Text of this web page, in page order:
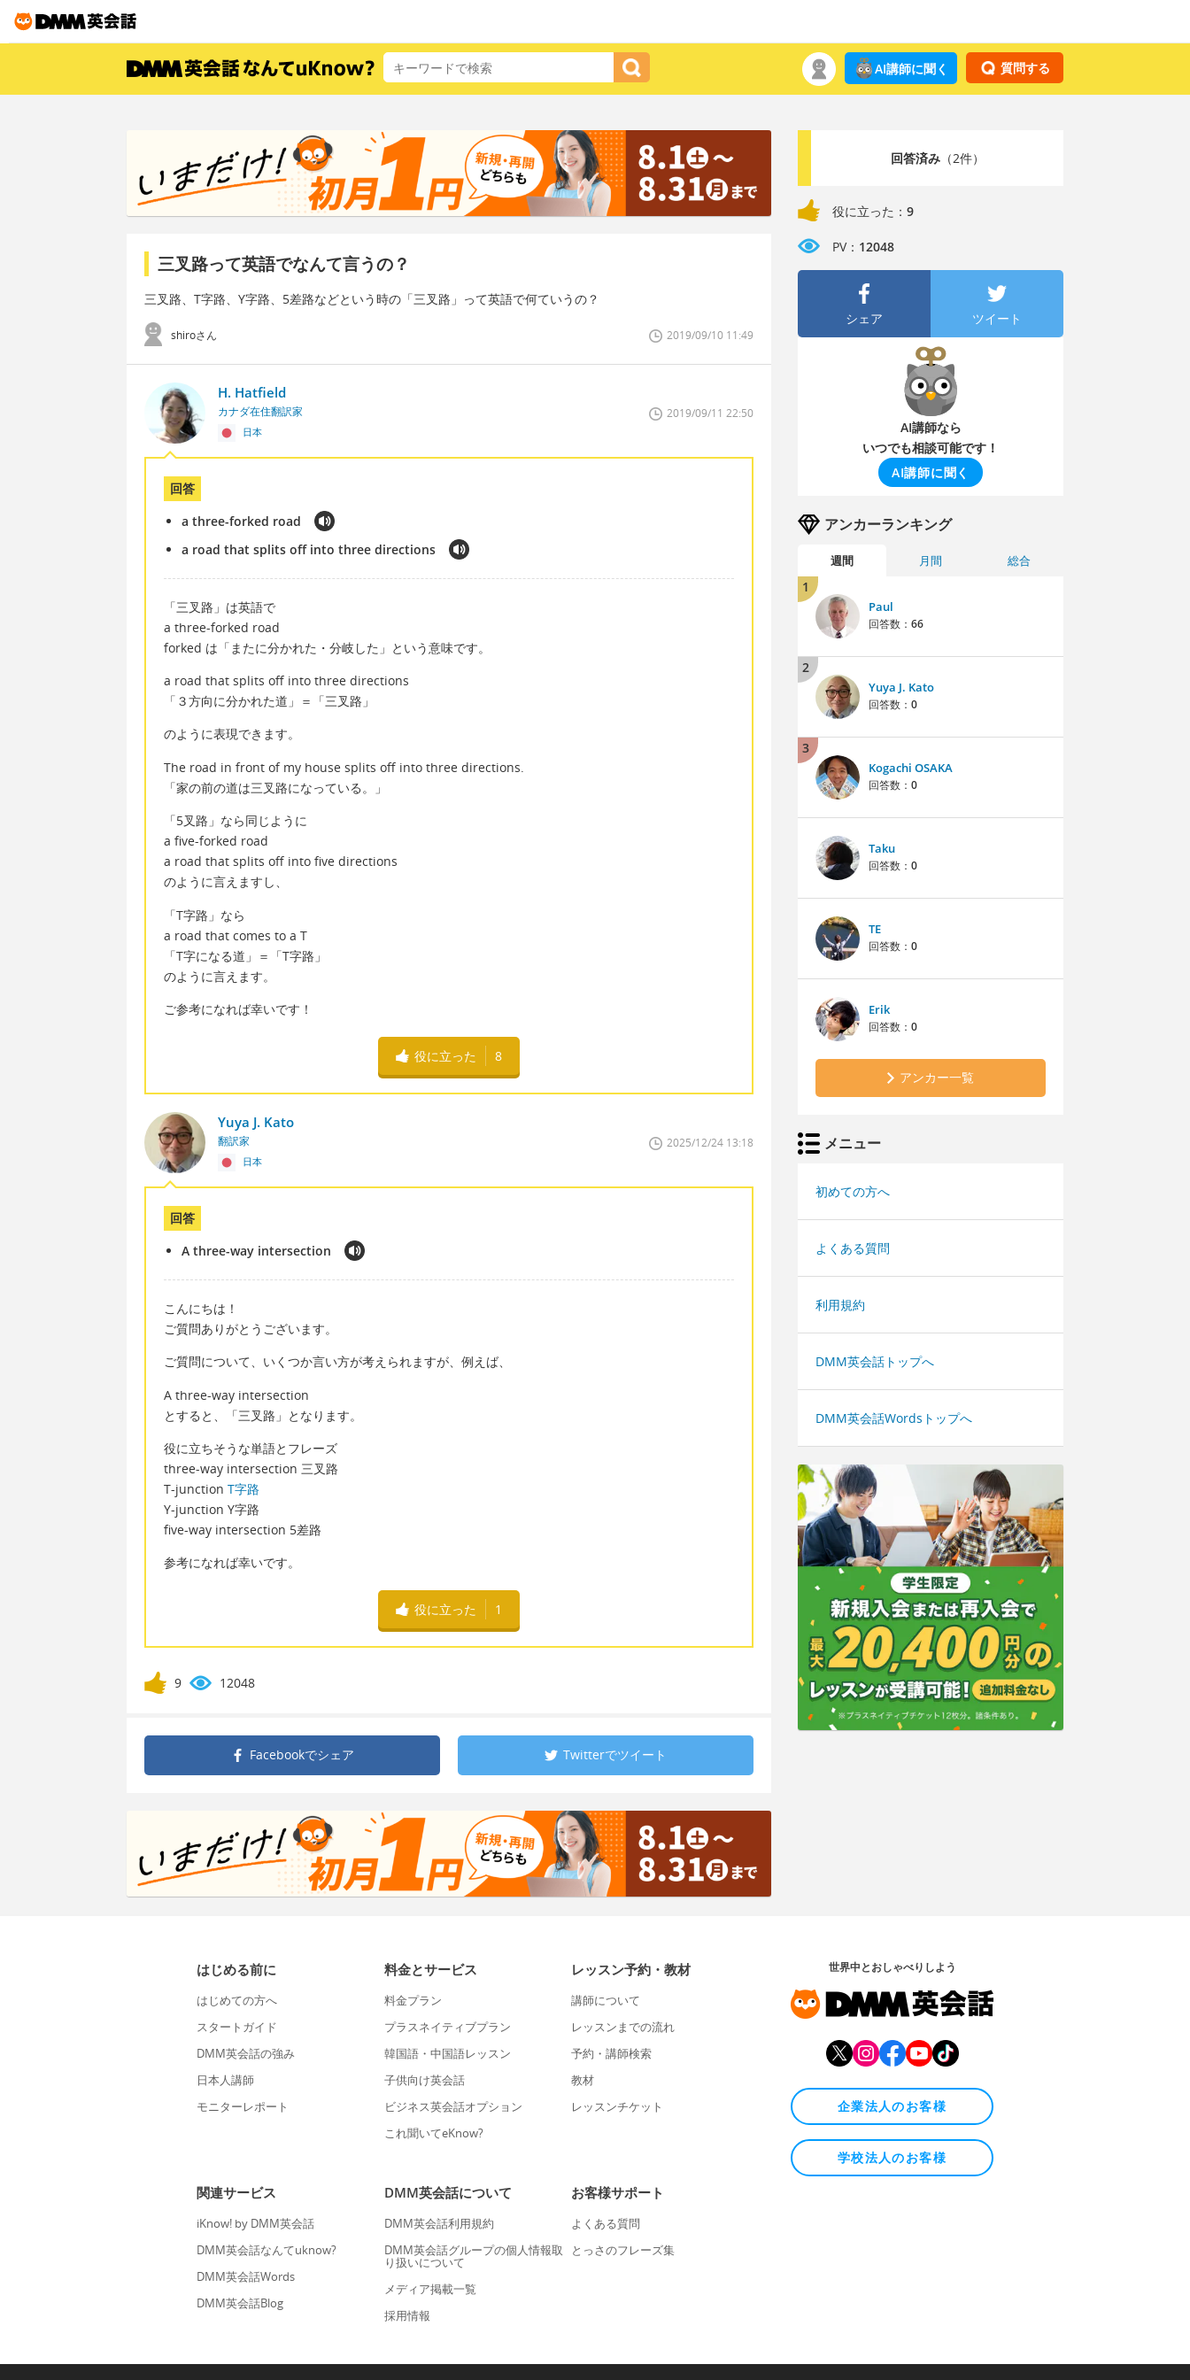
質問する
AI講師に聞く
三叉路って英語でなんて言うの？
三叉路、T字路、Y字路、5差路などという時の「三叉路」って英語で何ていうの？
shiroさん 2019/09/10 11:49
H. Hatfield
カナダ在住翻訳家
日本
2019/09/11 22:50
回答
a three-forked road
a road that splits off into three directions
「三叉路」は英語で
a three-forked road
forked は「またに分かれた・分岐した」という意味です。
a road that splits off into three directions
「３方向に分かれた道」＝「三叉路」
のように表現できます。
The road in front of my house splits off into three directions.
「家の前の道は三叉路になっている。」
「5叉路」なら同じように
a five-forked road
a road that splits off into five directions
のように言えますし、
「T字路」なら
a road that comes to a T
「T字になる道」＝「T字路」
のように言えます。
ご参考になれば幸いです！
役に立った 8
Yuya J. Kato
翻訳家
日本
2025/12/24 13:18
回答
A three-way intersection
こんにちは！
ご質問ありがとうございます。
ご質問について、いくつか言い方が考えられますが、例えば、
A three-way intersection
とすると、「三叉路」となります。
役に立ちそうな単語とフレーズ
three-way intersection 三叉路
T-junction T字路
Y-junction Y字路
five-way intersection 5差路
参考になれば幸いです。
役に立った 1
9 12048
Facebookでシェア Twitterでツイート
回答済み（2件）
役に立った： 9
PV： 12048
シェア ツイート
AI講師なら
いつでも相談可能です！
AI講師に聞く
アンカーランキング
週間 月間 総合
1
Paul
回答数： 66
2
Yuya J. Kato
回答数： 0
3
Kogachi OSAKA
回答数： 0
Taku
回答数： 0
TE
回答数： 0
Erik
回答数： 0
アンカー一覧
メニュー
初めての方へ
よくある質問
利用規約
DMM英会話トップへ
DMM英会話Wordsトップへ
はじめる前に
はじめての方へ
スタートガイド
DMM英会話の強み
日本人講師
モニターレポート
料金とサービス
料金プラン
プラスネイティブプラン
韓国語・中国語レッスン
子供向け英会話
ビジネス英会話オプション
これ聞いてeKnow?
レッスン予約・教材
講師について
レッスンまでの流れ
予約・講師検索
教材
レッスンチケット
関連サービス
iKnow! by DMM英会話
DMM英会話なんてuknow?
DMM英会話Words
DMM英会話Blog
DMM英会話について
DMM英会話利用規約
DMM英会話グループの個人情報取
り扱いについて
メディア掲載一覧
採用情報
お客様サポート
よくある質問
とっさのフレーズ集
世界中とおしゃべりしよう
企業法人のお客様
学校法人のお客様